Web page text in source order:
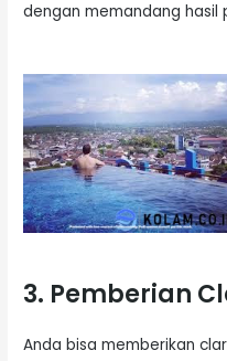
dengan memandang hasil
3. Pemberian
Anda bisa memberikan